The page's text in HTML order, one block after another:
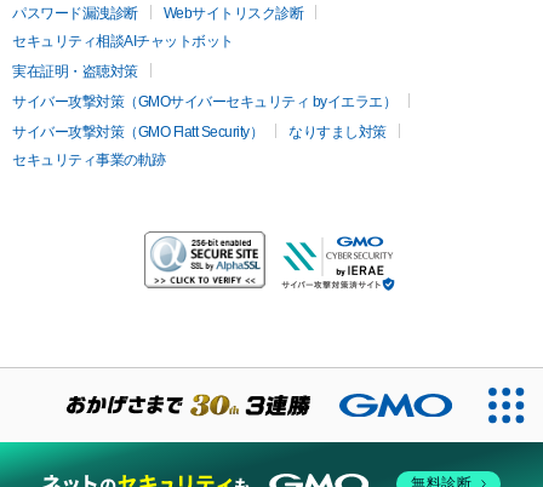
パスワード漏洩診断
Webサイトリスク診断
セキュリティ相談AIチャットボット
実在証明・盗聴対策
サイバー攻撃対策（GMOサイバーセキュリティ byイエラエ）
サイバー攻撃対策（GMO Flatt Security）
なりすまし対策
セキュリティ事業の軌跡
無料診断